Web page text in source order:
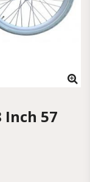
Inch 57